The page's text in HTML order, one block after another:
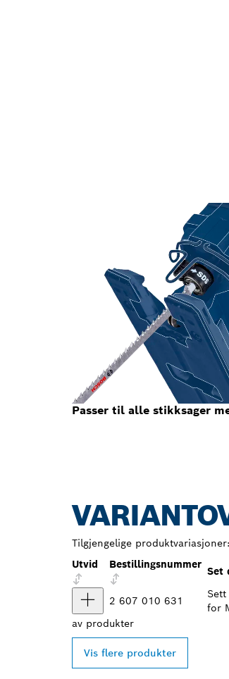
Passer til alle stikksager
Tilgjengelige produktvariasjoner:
Utvid
Bestillingsnummer
Set
2 607 010 631
for
av produkter
Vis flere produkter